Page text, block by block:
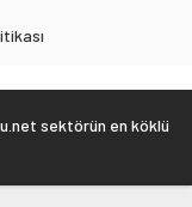
sektörün en köklü